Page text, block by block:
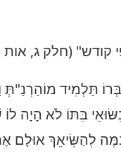
קודש" (חלק ג,
תַּלְמִיד מוֹהַרְנַ"תְּ
בִּתּוֹ לֹא הָיָה לוֹ
לְהַשִּׂיאֵךְ אוּלָם